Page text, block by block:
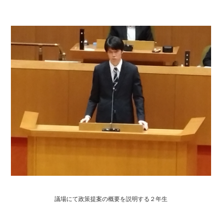
議場にて政策提案の概要を説明する２年生